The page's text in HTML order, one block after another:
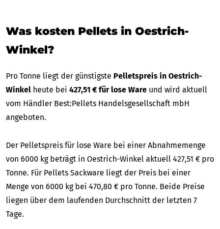
Was kosten Pellets in Oestrich-
Winkel?
Pro Tonne liegt der günstigste Pelletspreis in Oestrich-
Winkel heute bei 427,51 € für lose Ware und wird aktuell
vom Händler Best:Pellets Handelsgesellschaft mbH
angeboten.
Der Pelletspreis für lose Ware bei einer Abnahmemenge
von 6000 kg beträgt in Oestrich-Winkel aktuell 427,51 € pro
Tonne. Für Pellets Sackware liegt der Preis bei einer
Menge von 6000 kg bei 470,80 € pro Tonne. Beide Preise
liegen über dem laufenden Durchschnitt der letzten 7
Tage.